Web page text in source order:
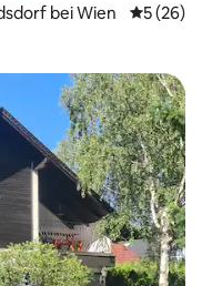
bei Wien prosječna
5 (26)